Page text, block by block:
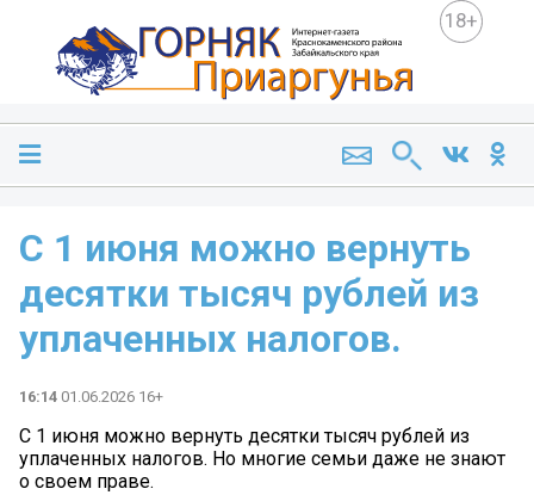
18+
С 1 июня можно вернуть
десятки тысяч рублей из
уплаченных налогов.
16:14 01.06.2026 16+
С 1 июня можно вернуть десятки тысяч рублей из
уплаченных налогов. Но многие семьи даже не знают
о своем праве.